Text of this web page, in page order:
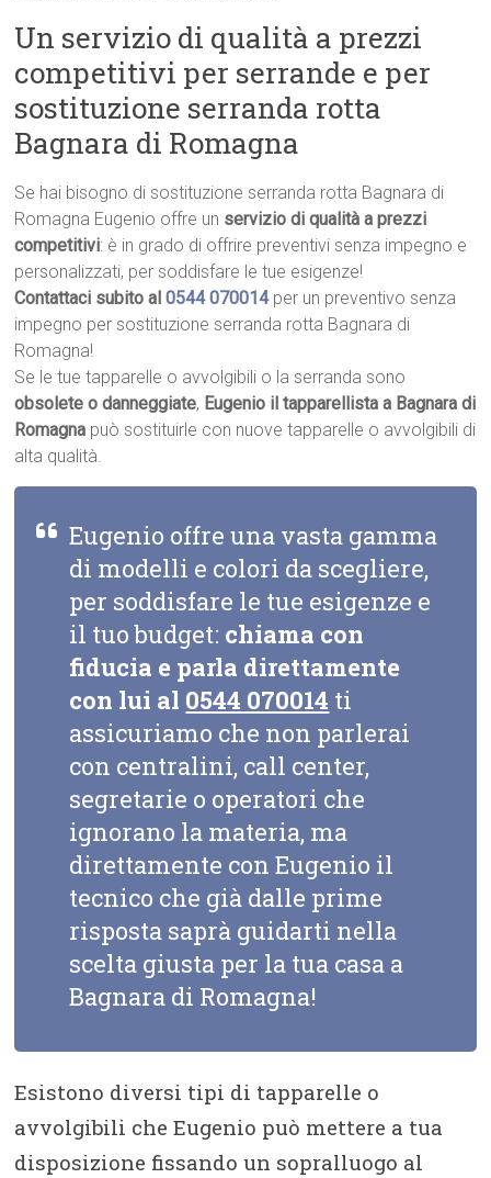
Un servizio di qualità a prezzi
competitivi per serrande e per
sostituzione serranda rotta
Bagnara di Romagna
Se hai bisogno di sostituzione serranda rotta Bagnara di
Romagna Eugenio offre un servizio di qualità a prezzi
competitivi: è in grado di offrire preventivi senza impegno e
personalizzati, per soddisfare le tue esigenze!
Contattaci subito al0544 070014 per un preventivo senza
impegno per sostituzione serranda rotta Bagnara di
Romagna!
Se le tue tapparelle o avvolgibili o la serranda sono
obsolete o danneggiate, Eugenio il tapparellista a Bagnara di
Romagna può sostituirle con nuove tapparelle o avvolgibili di
alta qualità.
Eugenio offre una vasta gamma
di modelli e colori da scegliere,
per soddisfare le tue esigenze e
il tuo budget: chiama con
fiducia e parla direttamente
con lui al 0544 070014 ti
assicuriamo che non parlerai
con centralini, call center,
segretarie o operatori che
ignorano la materia, ma
direttamente con Eugenio il
tecnico che già dalle prime
risposta saprà guidarti nella
scelta giusta per la tua casa a
Bagnara di Romagna!
Esistono diversi tipi di tapparelle o
avvolgibili che Eugenio può mettere a tua
disposizione fissando un sopralluogo al